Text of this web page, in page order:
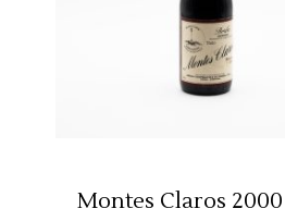
Montes Claros 2000